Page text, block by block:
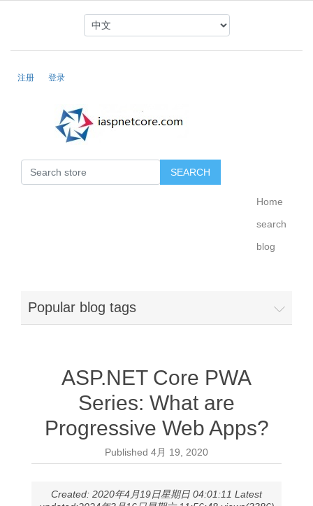
注册 登录
Home
search
blog
Popular blog tags
ASP.NET Core PWA
Series: What are
Progressive Web Apps?
Published 4月 19, 2020
Created: 2020年4月19日星期日 04:01:11 Latest